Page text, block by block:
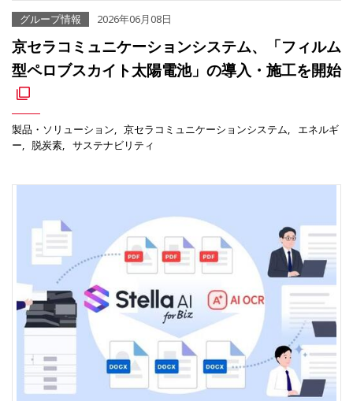
グループ情報 2026年06月08日
京セラコミュニケーションシステム、「フィルム
型ペロブスカイト太陽電池」の導入・施工を開始
製品・ソリューション 京セラコミュニケーションシステム
エネルギ
ー
脱炭素 サステナビリティ